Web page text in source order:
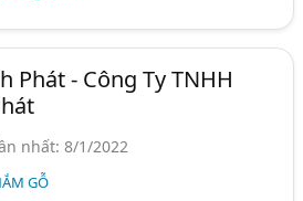
Phát - Công Ty TNHH
nhất: 8/1/2022
GỖ